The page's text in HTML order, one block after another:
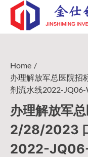
Skip
content
Home
办理解放军总医院招
剂流水线2022-JQ06-
办理解放军
2/28/2023
2022-JQ06-